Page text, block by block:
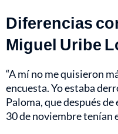
Diferencias
Miguel Uribe
“A mí no me quisieron
encuesta. Yo estaba
Paloma, que después de
30 de noviembre tenían